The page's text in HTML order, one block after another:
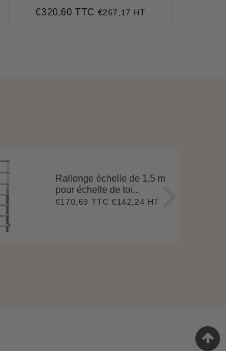
Prix
€320,60 TTC €320,60
€267,17 HT
Rallonge échelle de 1,5 m
pour échelle de toi...
Prix
€170,69 TTC €170,69
€142,24 HT